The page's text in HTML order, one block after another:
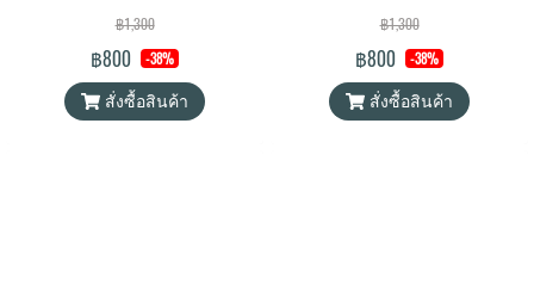
10000mAh QC 3.0 | PD 20W
พาวเวอร์แบงค์ Orsen by Eloop
ของแท้ 100% ได้รับมาตรฐาน
มอก.2879-2560 แถมฟรี! ซองใส่
฿1,300
฿800 -38%
สั่งซื้อสินค้า
10000mAh QC 3.0 | PD 20W
พาวเวอร์แบงค์ Orsen by Eloop
ของแท้ 100% ได้รับมาตรฐาน
มอก.2879-2560 แถมฟรี! ซองใส่
฿1,300
฿800 -38%
สั่งซื้อสินค้า